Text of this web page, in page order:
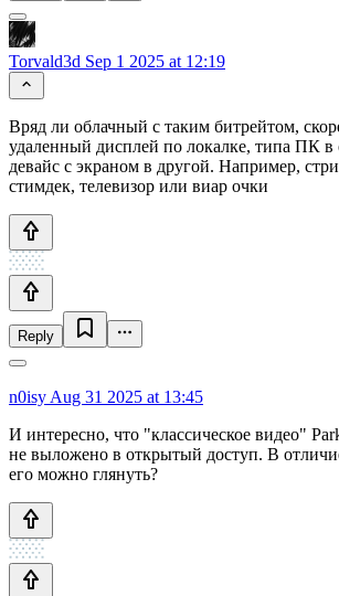
Torvald3d Sep 1 2025 at 12:19
Вряд ли облачный с таким битрейтом,
удаленный дисплей по локалке, типа ПК в
девайс с экраном в другой. Например,
стимдек, телевизор или виар очки
Reply
n0isy Aug 31 2025 at 13:45
И интересно, что "классическое видео"
не выложено в открытый доступ. В
его можно глянуть?